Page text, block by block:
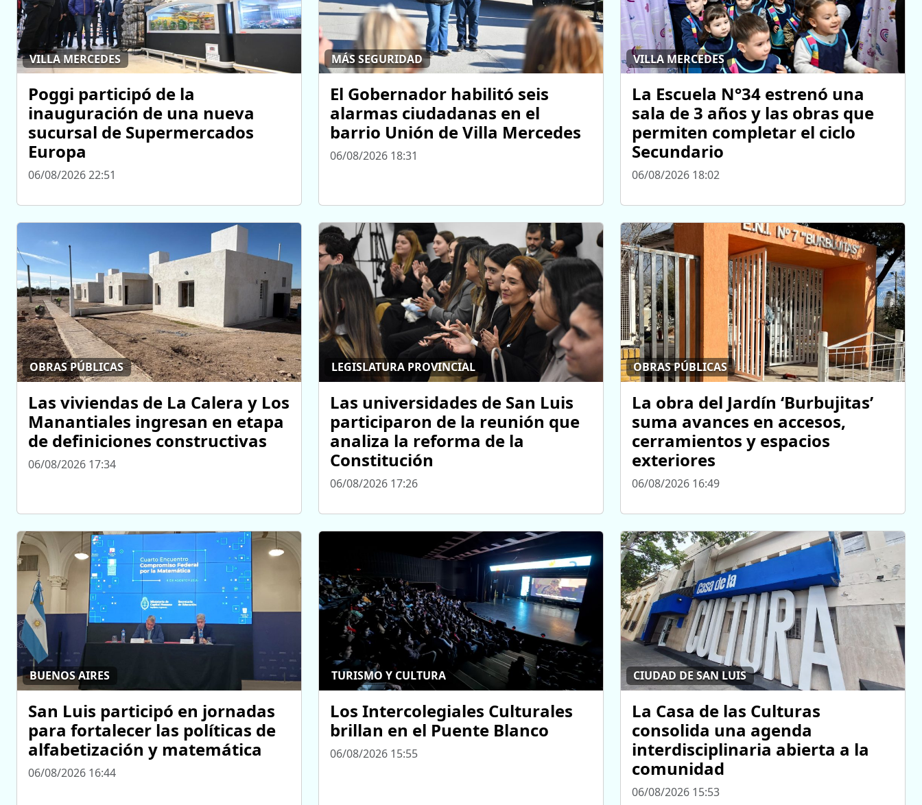
VILLA MERCEDES
Poggi participó de la
inauguración de una nueva
sucursal de Supermercados
Europa
06/08/2026 22:51
MÁS SEGURIDAD
El Gobernador habilitó seis
alarmas ciudadanas en el
barrio Unión de Villa Mercedes
06/08/2026 18:31
VILLA MERCEDES
La Escuela N°34 estrenó una
sala de 3 años y las obras que
permiten completar el ciclo
Secundario
06/08/2026 18:02
OBRAS PÚBLICAS
Las viviendas de La Calera y Los
Manantiales ingresan en etapa
de definiciones constructivas
06/08/2026 17:34
LEGISLATURA PROVINCIAL
Las universidades de San Luis
participaron de la reunión que
analiza la reforma de la
Constitución
06/08/2026 17:26
OBRAS PÚBLICAS
La obra del Jardín ‘Burbujitas’
suma avances en accesos,
cerramientos y espacios
exteriores
06/08/2026 16:49
BUENOS AIRES
San Luis participó en jornadas
para fortalecer las políticas de
alfabetización y matemática
06/08/2026 16:44
TURISMO Y CULTURA
Los Intercolegiales Culturales
brillan en el Puente Blanco
06/08/2026 15:55
CIUDAD DE SAN LUIS
La Casa de las Culturas
consolida una agenda
interdisciplinaria abierta a la
comunidad
06/08/2026 15:53